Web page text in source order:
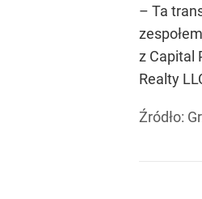
– Ta
z Capital
Realty
Źródło: